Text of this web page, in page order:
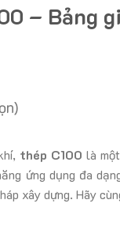
– Bảng
thép C100 là
ứng dụng đa
xây dựng. Hãy